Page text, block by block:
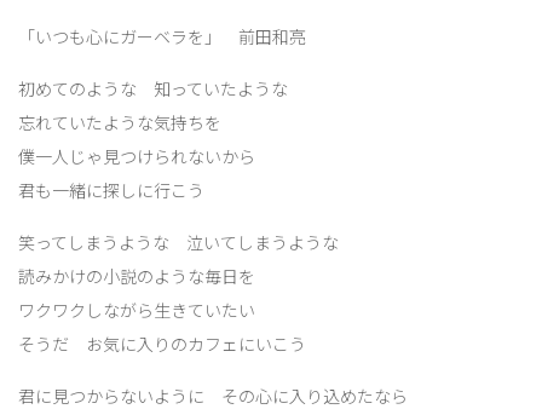
「いつも心にガーベラを」 前田和亮
初めてのような 知っていたような
忘れていたような気持ちを
僕一人じゃ見つけられないから
君も一緒に探しに行こう
笑ってしまうような 泣いてしまうような
読みかけの小説のような毎日を
ワクワクしながら生きていたい
そうだ お気に入りのカフェにいこう
君に見つからないように その心に入り込めたなら